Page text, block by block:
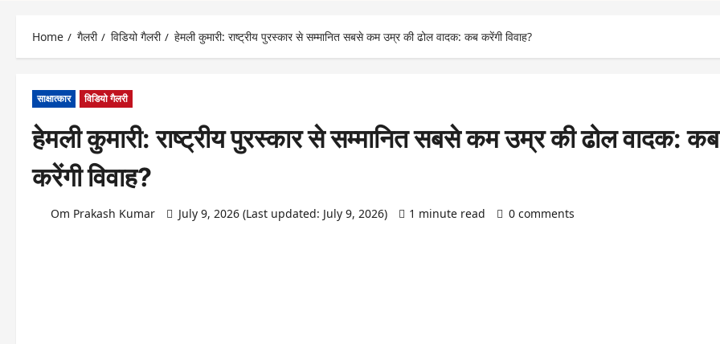
Home गैलरी विडियो गैलरी हेमली कुमारी: राष्ट्रीय पुरस्कार से सम्मानित सबसे कम उम्र की ढोल वादक: कब करेंगी विवाह?
साक्षात्कार विडियो गैलरी
हेमली कुमारी: राष्ट्रीय पुरस्कार से सम्मानित सबसे कम उम्र की ढोल वादक: कब
करेंगी विवाह?
Om Prakash Kumar July 9, 2026 (Last updated: July 9, 2026) 1 minute read 0 comments